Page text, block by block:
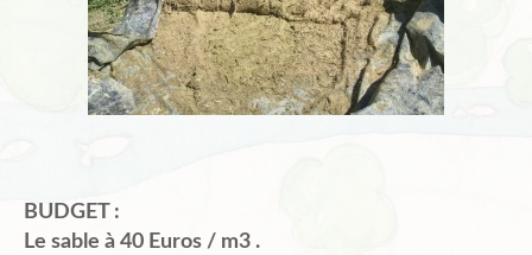
BUDGET :
Le sable à 40 Euros / m3 .